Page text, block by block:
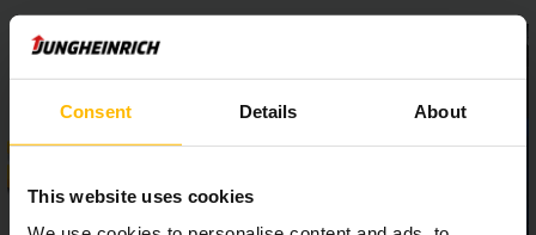
Consent Details About
This website uses cookies